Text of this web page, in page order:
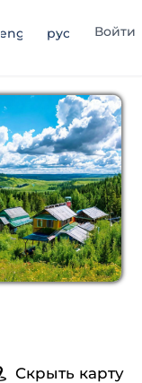
eng рус Войти
Скрыть карту